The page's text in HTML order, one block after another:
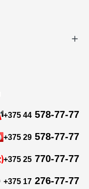
+375 44 578-77-77
+375 29 578-77-77
+375 25 770-77-77
+375 17276-77-77